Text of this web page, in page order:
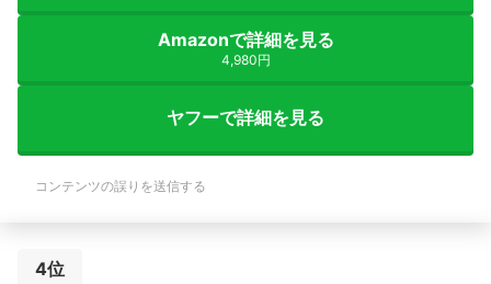
Amazonで詳細を見る
4,980円
ヤフーで詳細を見る
コンテンツの誤りを送信する
4位